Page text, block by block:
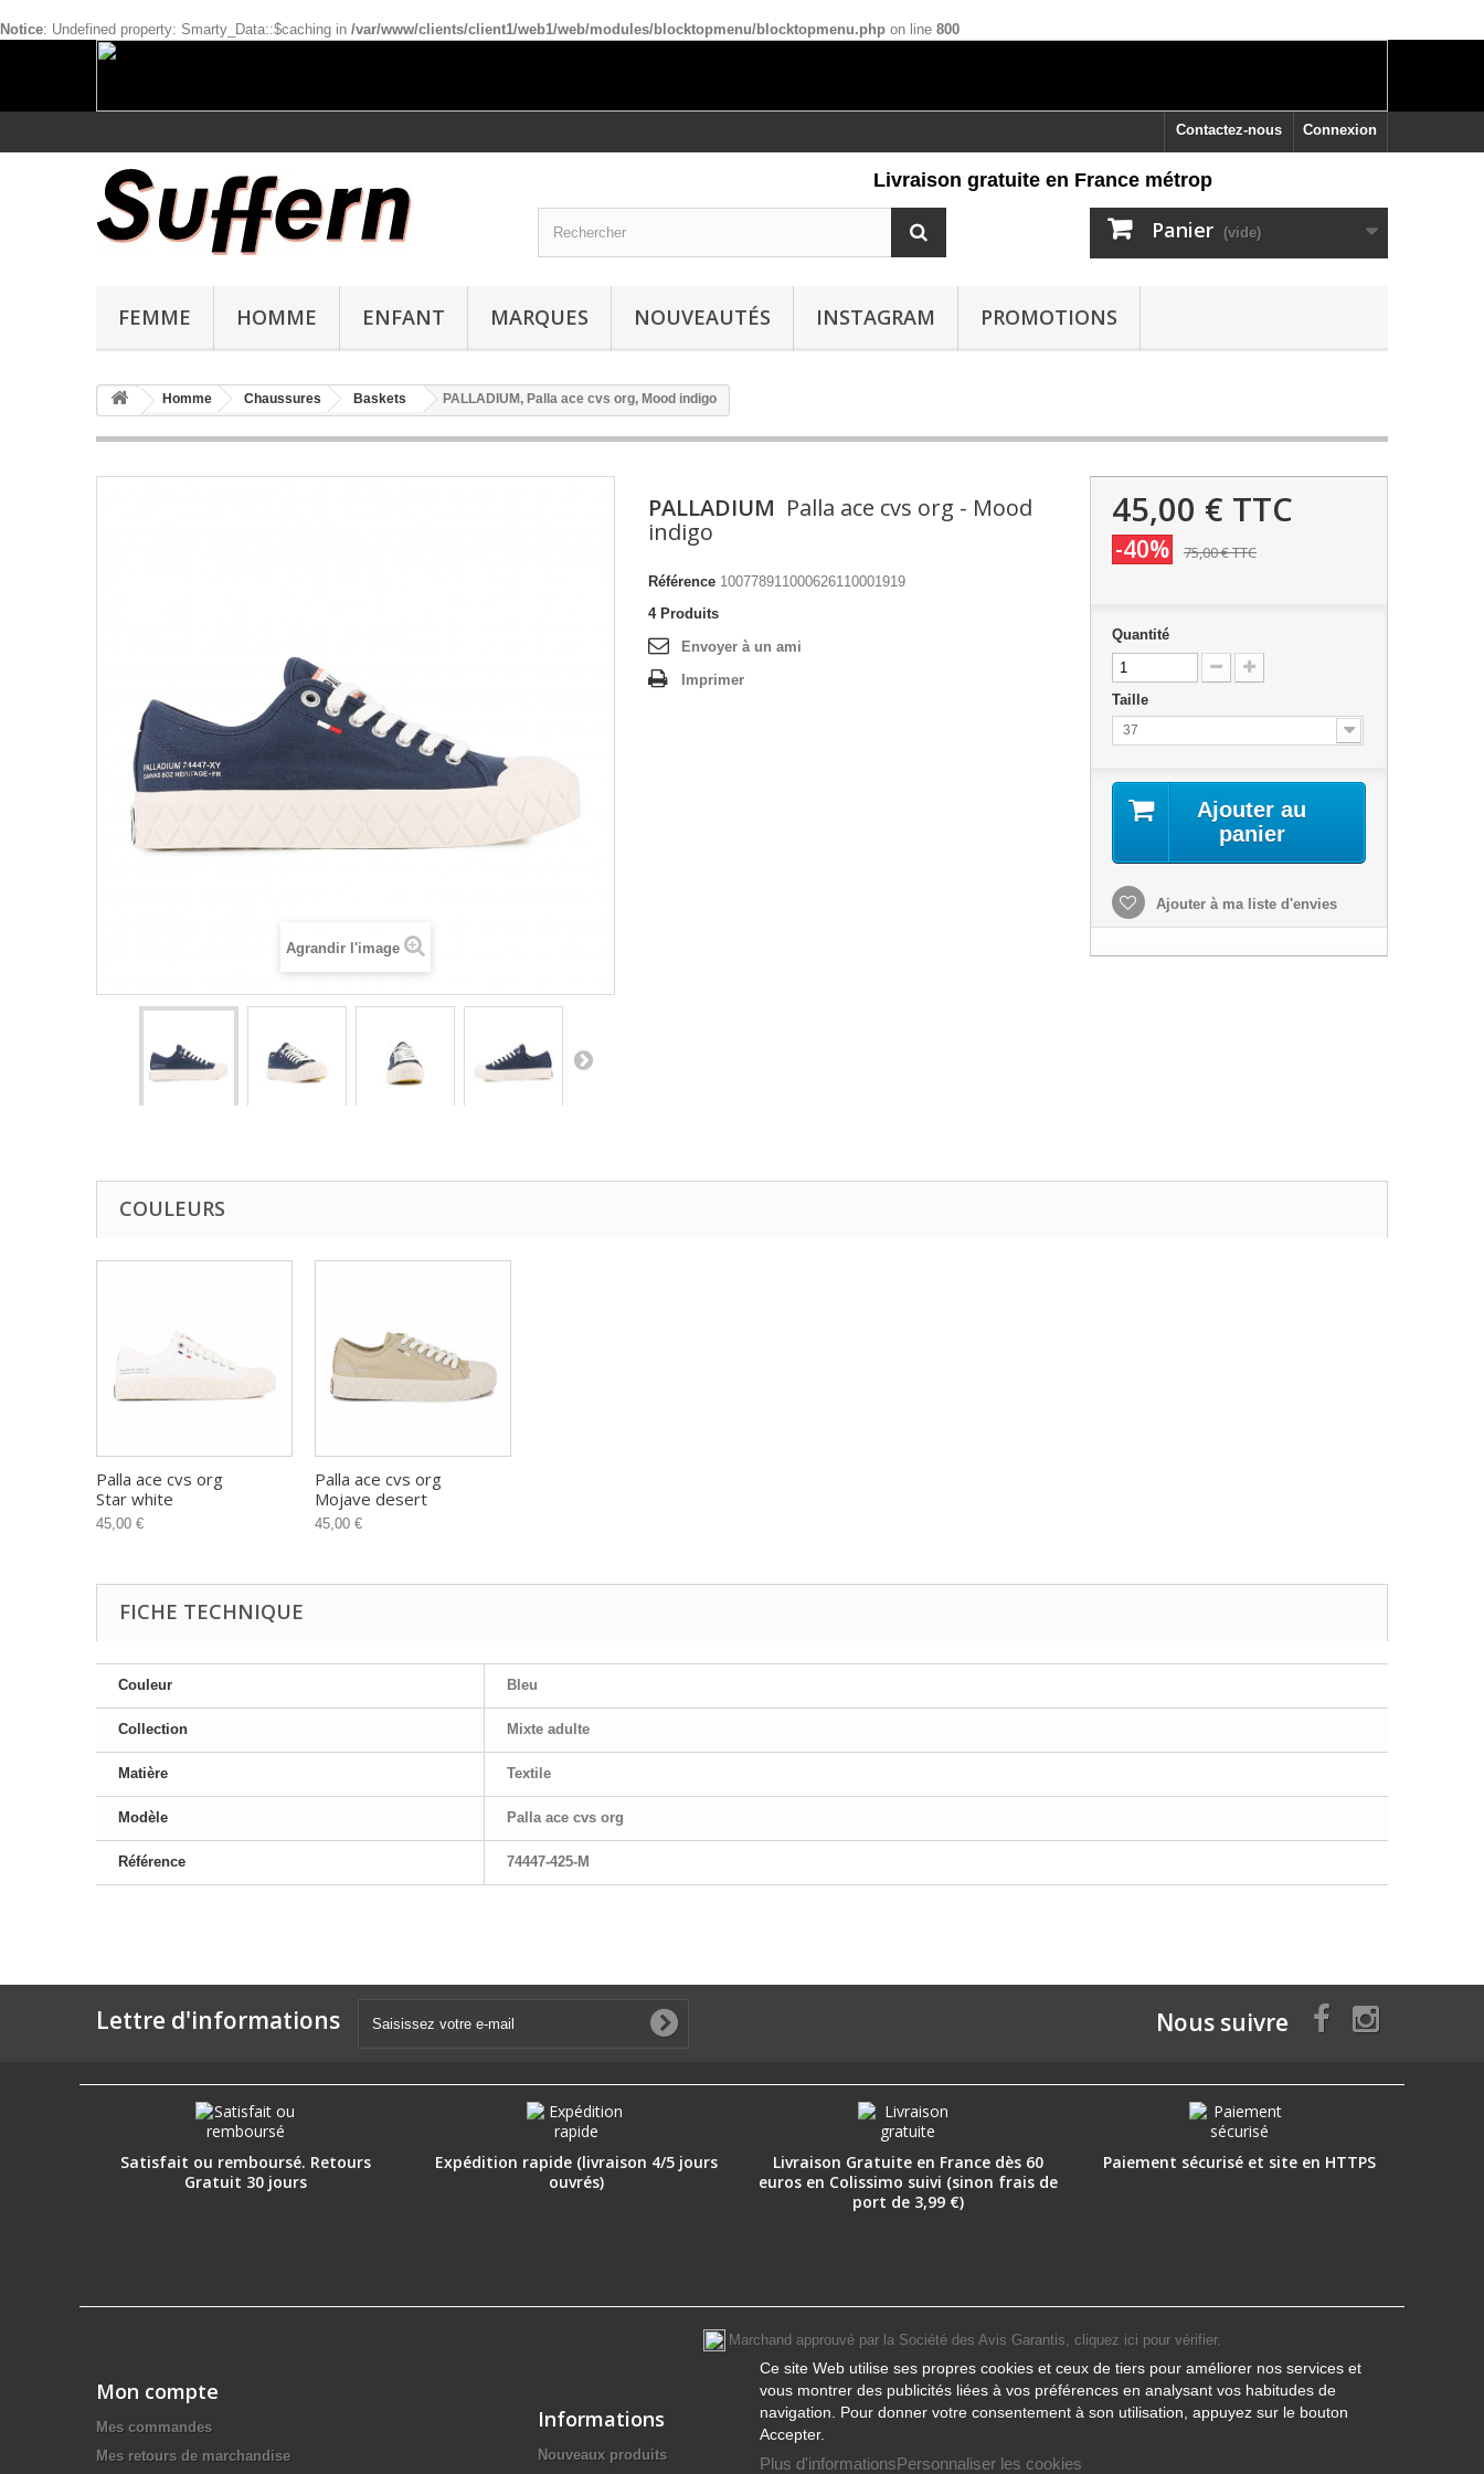
Notice: Undefined property: Smarty_Data::$caching in /var/www/clients/client1/web1/web/modules/blocktopmenu/blocktopmenu.php on line 800
Connexion
Contactez-nous
Panier (vide)
FEMME HOMME ENFANT MARQUES NOUVEAUTÉS INSTAGRAM PROMOTIONS
Livraison gratuite en France métropolitaine dès 60 euros d'achat,
Homme Chaussures Baskets PALLADIUM, Palla ace cvs org, Mood indigo
Agrandir l'image
PALLADIUM Palla ace cvs org - Mood
indigo
Référence 100778911000626110001919
4 Produits
Envoyer à un ami
Imprimer
45,00 € TTC
-40% 75,00 €TTC
Quantité
Taille
37
Ajouter au
panier
Ajouter à ma liste d'envies
COULEURS
Palla ace cvs org
Star white
45,00 €
Palla ace cvs org
Mojave desert
45,00 €
FICHE TECHNIQUE
Couleur Bleu
Collection Mixte adulte
Matière Textile
Modèle Palla ace cvs org
Référence 74447-425-M
Lettre d'informations Nous suivre
Satisfait ou remboursé. Retours
Gratuit 30 jours
Expédition rapide (livraison 4/5 jours
ouvrés)
Livraison Gratuite en France dès 60
euros en Colissimo suivi (sinon frais de
port de 3,99 €)
Paiement sécurisé et site en HTTPS
Mon compte
Mes commandes
Mes retours de marchandise
Marchand approuvé par la Société des Avis Garantis,cliquez ici pour vérifier.
Informations
Nouveaux produits
Ce site Web utilise ses propres cookies et ceux de tiers pour améliorer nos services et
vous montrer des publicités liées à vos préférences en analysant vos habitudes de
navigation. Pour donner votre consentement à son utilisation, appuyez sur le bouton
Accepter.
Plus d'informationsPersonnaliser les cookies